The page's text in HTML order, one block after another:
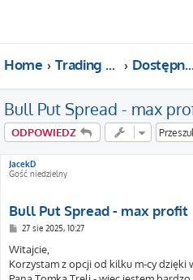
Home Trading For a Living Dostępne
Bull Put Spread - max
ODPOWIEDZ
JacekD
Gość niedzielny
Bull Put Spread - max profit
P
s
t
27 sie 2025, 10:27
Witajcie,
Korzystam z opcji od kilku m-cy